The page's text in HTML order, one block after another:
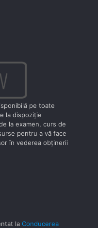
pe toate
la dispoziţie
la examen, curs de
pentru a vă face
în vederea obţinerii
la Conducerea